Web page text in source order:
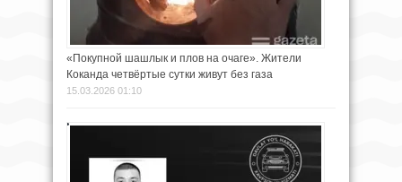
«Покупной шашлык и плов на очаге». Жители
Коканда четвёртые сутки живут без газа
15.03.2026 01:10